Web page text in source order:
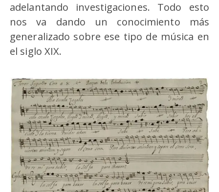
adelantando investigaciones. Todo esto
nos va dando un conocimiento más
generalizado sobre ese tipo de música en
el siglo XIX.